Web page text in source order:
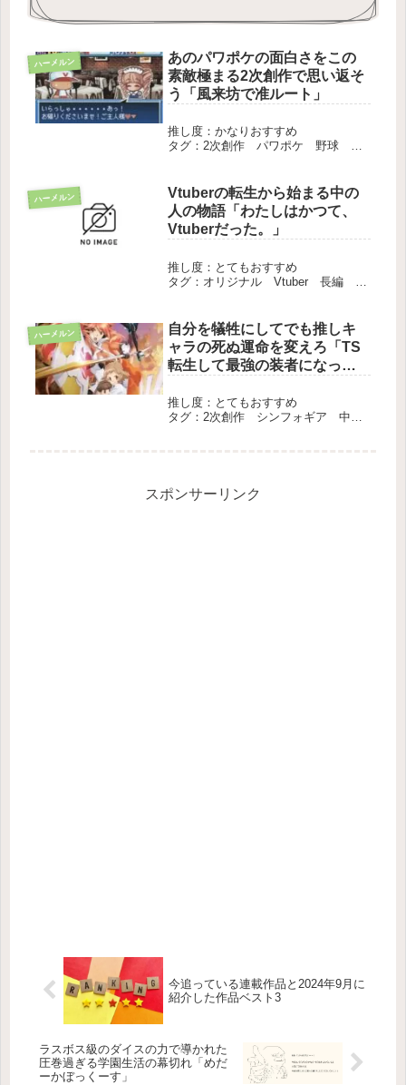
ハーメルン
あのパワポケの面白さをこの
素敵極まる2次創作で思い返そ
う「風来坊で准ルート」
推し度：かなりおすすめ
タグ：2次創作 パワポケ 野球 恋
ハーメルン
Vtuberの転生から始まる中の
人の物語「わたしはかつて、
Vtuberだった。」
推し度：とてもおすすめ
タグ：オリジナル Vtuber 長編 完
ハーメルン
自分を犠牲にしてでも推しキ
ャラの死ぬ運命を変えろ「TS
転生して最強の装者になって
推し度：とてもおすすめ
タグ：2次創作 シンフォギア 中
スポンサーリンク
今追っている連載作品と2024年9月に
紹介した作品ベスト3
ラスボス級のダイスの力で導かれた
圧巻過ぎる学園生活の幕切れ「めだ
ーかぼっくーす」